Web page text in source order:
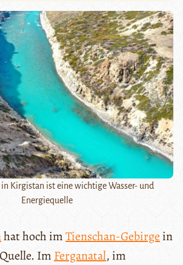
in Kirgistan ist eine wichtige Wasser- und
Energiequelle
hat hoch imTienschan-Gebirgein
Im Ferganatal, im